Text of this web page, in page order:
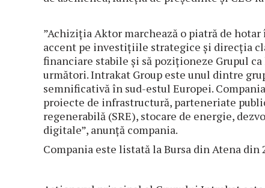
”Achiziţia Aktor marchează o piatră de
accent pe investiţiile strategice şi direcţia
financiare stabile şi să poziţioneze Grupul
următori. Intrakat Group este unul dintre
semnificativă în sud-estul Europei.
proiecte de infrastructură, parteneriate
regenerabilă (SRE), stocare de energie,
digitale”, anunţă compania.
Compania este listată la Bursa din Atena din